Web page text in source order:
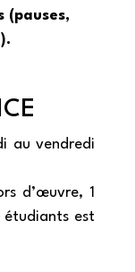
(pauses,
au vendredi
d’œuvre, 1
étudiants est